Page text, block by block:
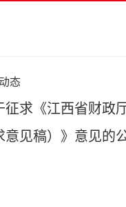
态
求《江西省财政
见稿）》意见的